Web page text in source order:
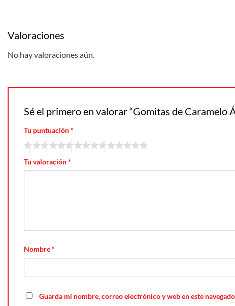
Valoraciones
No hay valoraciones aún.
Sé el primero en valorar “Gomitas de Caramelo
Tu puntuación*
Tu valoración*
Nombre*
Guarda mi nombre, correo electrónico y web en este